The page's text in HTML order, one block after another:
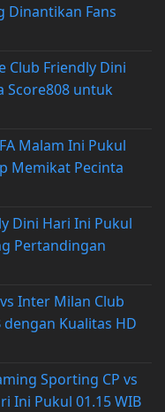
Dinantikan Fans
Club Friendly Dini
Score808 untuk
Malam Ini Pukul
Memikat Pecinta
Dini Hari Ini Pukul
Pertandingan
Inter Milan Club
dengan Kualitas HD
Sporting CP vs
Ini Pukul 01.15 WIB